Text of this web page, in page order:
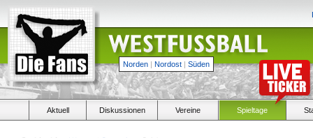
Norden | Nordost | Süden
Aktuell Diskussionen Vereine Spieltage